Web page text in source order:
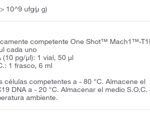
10^9 ufg⁄µ g)
competente One Shot™ Mach1™-
cada uno
(10 pg/µl): 1 vial, 50 µl
1 frasco, 6 ml
células competentes a - 80 °C. Almacene el
DNA a - 20 °C. Almacenar el medio S.O.C.
ambiente.